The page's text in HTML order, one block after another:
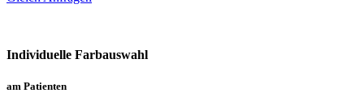
Individuelle Farbauswahl
am Patienten